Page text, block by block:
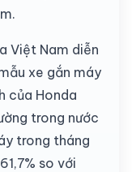
Việt Nam diễn
xe gắn máy
của Honda
trong nước
trong tháng
so với